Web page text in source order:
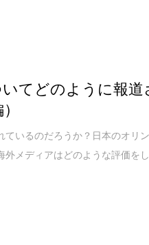
てどのように報道
ているのだろうか？日本のオリ
メディアはどのような評価を